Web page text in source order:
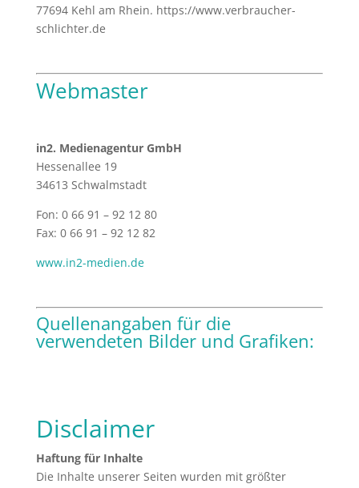
77694 Kehl am Rhein. https://www.verbraucher-
schlichter.de
Webmaster
in2. Medienagentur GmbH
Hessenallee 19
34613 Schwalmstadt
Fon: 0 66 91 – 92 12 80
Fax: 0 66 91 – 92 12 82
www.in2-medien.de
Quellenangaben für die
verwendeten Bilder und Grafiken:
Disclaimer
Haftung für Inhalte
Die Inhalte unserer Seiten wurden mit größter